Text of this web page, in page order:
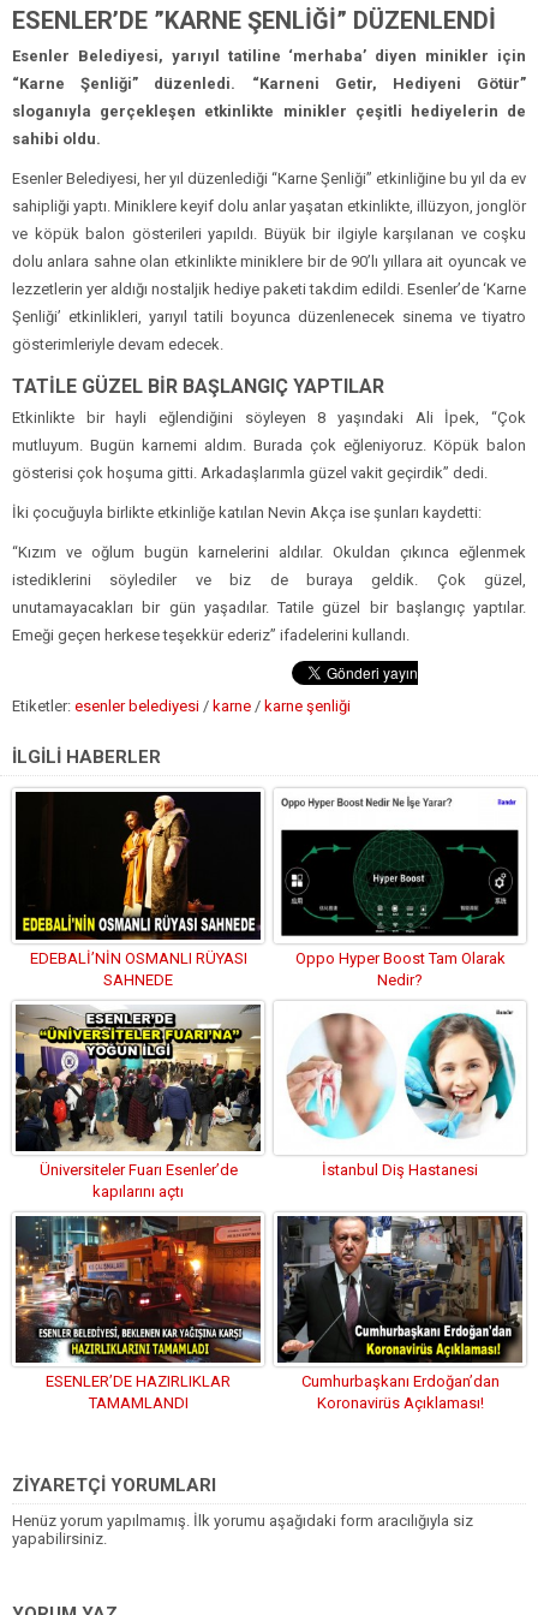
ESENLER’DE ”KARNE ŞENLİĞİ” DÜZENLENDİ
Esenler Belediyesi, yarıyıl tatiline ‘merhaba’ diyen minikler için
“Karne Şenliği” düzenledi. “Karneni Getir, Hediyeni Götür”
sloganıyla gerçekleşen etkinlikte minikler çeşitli hediyelerin de
sahibi oldu.
Esenler Belediyesi, her yıl düzenlediği “Karne Şenliği” etkinliğine bu yıl da ev
sahipliği yaptı. Miniklere keyif dolu anlar yaşatan etkinlikte, illüzyon, jonglör
ve köpük balon gösterileri yapıldı. Büyük bir ilgiyle karşılanan ve coşku
dolu anlara sahne olan etkinlikte miniklere bir de 90’lı yıllara ait oyuncak ve
lezzetlerin yer aldığı nostaljik hediye paketi takdim edildi. Esenler’de ‘Karne
Şenliği’ etkinlikleri, yarıyıl tatili boyunca düzenlenecek sinema ve tiyatro
gösterimleriyle devam edecek.
TATİLE GÜZEL BİR BAŞLANGIÇ YAPTILAR
Etkinlikte bir hayli eğlendiğini söyleyen 8 yaşındaki Ali İpek, “Çok
mutluyum. Bugün karnemi aldım. Burada çok eğleniyoruz. Köpük balon
gösterisi çok hoşuma gitti. Arkadaşlarımla güzel vakit geçirdik” dedi.
İki çocuğuyla birlikte etkinliğe katılan Nevin Akça ise şunları kaydetti:
“Kızım ve oğlum bugün karnelerini aldılar. Okuldan çıkınca eğlenmek
istediklerini söylediler ve biz de buraya geldik. Çok güzel,
unutamayacakları bir gün yaşadılar. Tatile güzel bir başlangıç yaptılar.
Emeği geçen herkese teşekkür ederiz” ifadelerini kullandı.
Etiketler: esenler belediyesi / karne / karne şenliği
İLGİLİ HABERLER
EDEBALİ’NİN OSMANLI RÜYASI
SAHNEDE
Oppo Hyper Boost Tam Olarak
Nedir?
Üniversiteler Fuarı Esenler’de
kapılarını açtı
İstanbul Diş Hastanesi
ESENLER’DE HAZIRLIKLAR
TAMAMLANDI
Cumhurbaşkanı Erdoğan’dan
Koronavirüs Açıklaması!
ZİYARETÇİ YORUMLARI
Henüz yorum yapılmamış. İlk yorumu aşağıdaki form aracılığıyla siz
yapabilirsiniz.